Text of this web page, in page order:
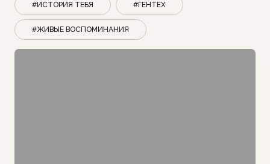
#ИСТОРИЯ ТЕБЯ #ГЕНТЕХ
#ЖИВЫЕ ВОСПОМИНАНИЯ